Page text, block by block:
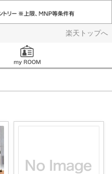
楽天トップへ